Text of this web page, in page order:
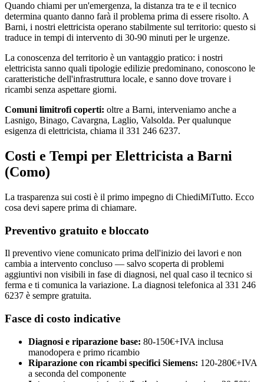
Quando chiami per un'emergenza, la distanza tra te e il tecnico
determina quanto danno farà il problema prima di essere risolto. A
Barni, i nostri elettricista operano stabilmente sul territorio: questo si
traduce in tempi di intervento di 30-90 minuti per le urgenze.
La conoscenza del territorio è un vantaggio pratico: i nostri
elettricista sanno quali tipologie edilizie predominano, conoscono le
caratteristiche dell'infrastruttura locale, e sanno dove trovare i
ricambi senza aspettare giorni.
Comuni limitrofi coperti: oltre a Barni, interveniamo anche a
Lasnigo, Binago, Cavargna, Laglio, Valsolda. Per qualunque
esigenza di elettricista, chiama il 331 246 6237.
Costi e Tempi per Elettricista a Barni
(Como)
La trasparenza sui costi è il primo impegno di ChiediMiTutto. Ecco
cosa devi sapere prima di chiamare.
Preventivo gratuito e bloccato
Il preventivo viene comunicato prima dell'inizio dei lavori e non
cambia a intervento concluso — salvo scoperta di problemi
aggiuntivi non visibili in fase di diagnosi, nel qual caso il tecnico si
ferma e ti comunica la variazione. La diagnosi telefonica al 331 246
6237 è sempre gratuita.
Fasce di costo indicative
Diagnosi e riparazione base: 80-150€+IVA inclusa
manodopera e primo ricambio
Riparazione con ricambi specifici Siemens: 120-280€+IVA
a seconda del componente